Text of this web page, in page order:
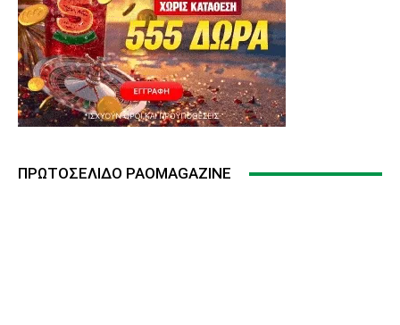
ΠΡΩΤΟΣΈΛΙΔΟ PAOMAGAZINE